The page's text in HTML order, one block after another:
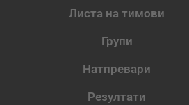
Листа на тимови
Групи
Натпревари
Резултати